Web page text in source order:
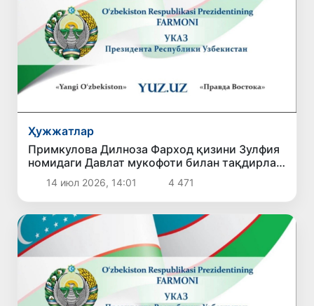
Ҳужжатлар
Примкулова Дилноза Фарход қизини Зулфия
номидаги Давлат мукофоти билан тақдирлаш
тўғрисида
14 июл 2026, 14:01 4 471